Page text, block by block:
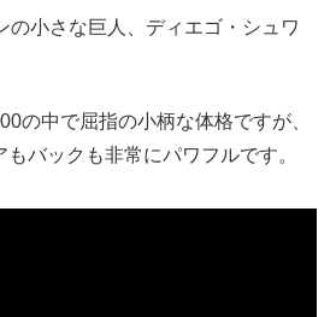
の小さな巨人、ディエゴ・シュワ
の中で屈指の小柄な体格ですが、
バックも非常にパワフルです。